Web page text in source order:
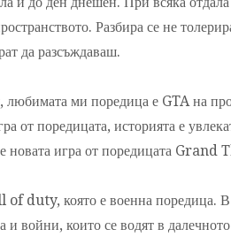
Разбира се не
да разсъждаваш.
любимата ми поредица е GTA на
от поредицата, историята е
новата игра от поредицата
duty, която е военна поредица. В
и войни, които се водят в